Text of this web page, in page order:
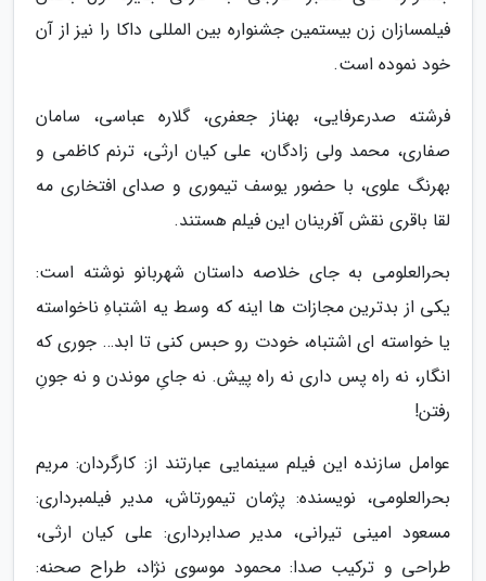
فیلمسازان زن بیستمین جشنواره بین المللی داکا را نیز از آن
خود نموده است.
فرشته صدرعرفایی، بهناز جعفری، گلاره عباسی، سامان
صفاری، محمد ولی زادگان، علی کیان ارثی، ترنم کاظمی و
بهرنگ علوی، با حضور یوسف تیموری و صدای افتخاری مه
لقا باقری نقش آفرینان این فیلم هستند.
بحرالعلومی به جای خلاصه داستان شهربانو نوشته است:
یکی از بدترین مجازات ها اینه که وسط یه اشتباهِ ناخواسته
یا خواسته ای اشتباه، خودت رو حبس کنی تا ابد… جوری که
انگار، نه راه پس داری نه راه پیش. نه جایِ موندن و نه جونِ
رفتن!
عوامل سازنده این فیلم سینمایی عبارتند از: کارگردان: مریم
بحرالعلومی، نویسنده: پژمان تیمورتاش، مدیر فیلمبرداری:
مسعود امینی تیرانی، مدیر صدابرداری: علی کیان ارثی،
طراحی و ترکیب صدا: محمود موسوی نژاد، طراح صحنه: